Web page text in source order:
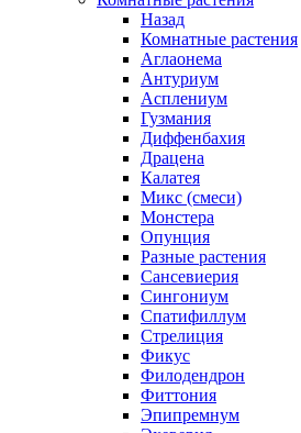
Назад
Комнатные растения
Аглаонема
Антуриум
Асплениум
Гузмания
Диффенбахия
Драцена
Калатея
Микс (смеси)
Монстера
Опунция
Разные растения
Сансевиерия
Сингониум
Спатифиллум
Стрелиция
Фикус
Филодендрон
Фиттония
Эпипремнум